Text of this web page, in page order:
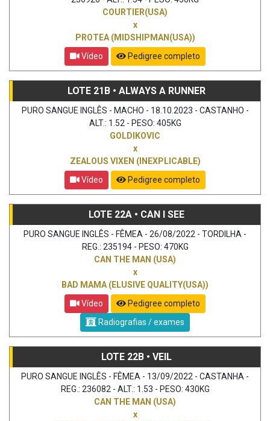
COURTIER(USA)
x
PROTEA (MIDSHIPMAN(USA))
Vídeo
Pedigree completo
LOTE 21B • ALWAYS A RUNNER
PURO SANGUE INGLÊS - MACHO - 18.10.2023 - CASTANHO -
ALT.: 1.52 - PESO: 405KG
GOLDIKOVIC
x
ZEALOUS VIXEN (INEXPLICABLE)
Vídeo
Pedigree completo
LOTE 22A • CAN I SEE
PURO SANGUE INGLÊS - FÊMEA - 26/08/2022 - TORDILHA -
REG.: 235194 - PESO: 470KG
CAN THE MAN (USA)
x
BAD MAMA (ELUSIVE QUALITY(USA))
Vídeo
Pedigree completo
Radiografias / exames
LOTE 22B • VEIL
PURO SANGUE INGLÊS - FÊMEA - 13/09/2022 - CASTANHA -
REG.: 236082 - ALT.: 1.53 - PESO: 430KG
CAN THE MAN (USA)
x